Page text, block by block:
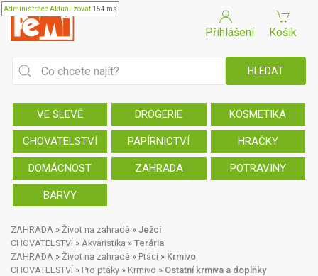
AdministraceAktualizovat 154 ms
Přihlášení Košík
VE SLEVĚ DROGERIE KOSMETIKA
CHOVATELSTVÍ PAPÍRNICTVÍ HRAČKY
DOMÁCNOST ZAHRADA POTRAVINY
BARVY
ZAHRADA » Život na zahradě » Ježci
CHOVATELSTVÍ » Akvaristika » Terária
ZAHRADA » Život na zahradě » Ptáci » Krmivo
CHOVATELSTVÍ » Pro ptáky » Krmivo » Ostatní krmiva a doplňky